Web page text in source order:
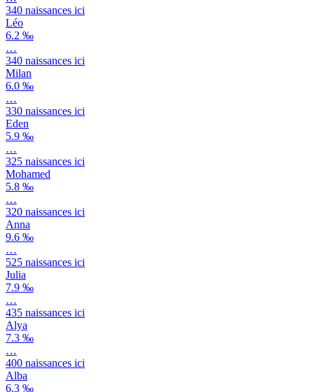
340 naissances ici
Léo
6.2 ‰
…
340 naissances ici
Milan
6.0 ‰
…
330 naissances ici
Eden
5.9 ‰
…
325 naissances ici
Mohamed
5.8 ‰
…
320 naissances ici
Anna
9.6 ‰
…
525 naissances ici
Julia
7.9 ‰
…
435 naissances ici
Alya
7.3 ‰
…
400 naissances ici
Alba
6.3 ‰